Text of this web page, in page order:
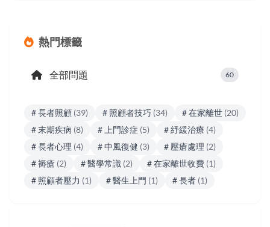
熱門標籤
全部問題 60
# 長者照顧 (39) # 照顧者技巧 (34) # 在家離世 (20)
# 末期疾病 (8) # 上門診症 (5) # 紓緩治療 (4)
# 長者心理 (4) # 中風復健 (3) # 壓瘡處理 (2)
# 褥瘡 (2) # 醫學常識 (2) # 在家離世收費 (1)
# 照顧者壓力 (1) # 醫生上門 (1) # 長者 (1)